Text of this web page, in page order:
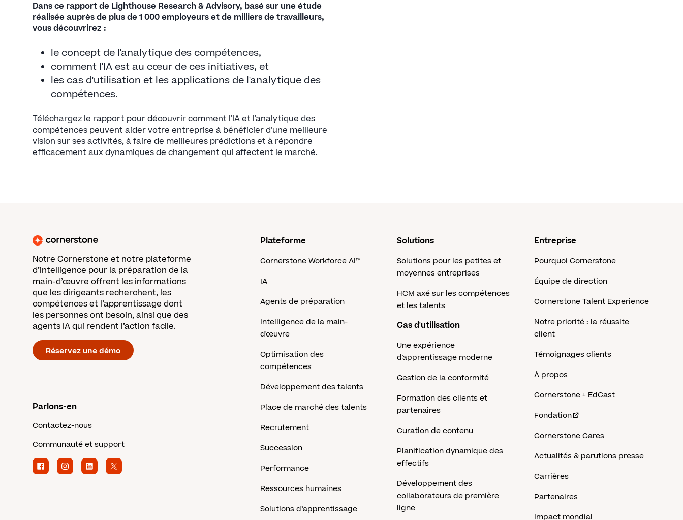
Dans ce rapport de Lighthouse Research & Advisory, basé sur une étude
réalisée auprès de plus de 1 000 employeurs et de milliers de travailleurs,
vous découvrirez :
le concept de l'analytique des compétences,
comment l'IA est au cœur de ces initiatives, et
les cas d'utilisation et les applications de l'analytique des
compétences.
Téléchargez le rapport pour découvrir comment l'IA et l'analytique des
compétences peuvent aider votre entreprise à bénéficier d'une meilleure
vision sur ses activités, à faire de meilleures prédictions et à répondre
efficacement aux dynamiques de changement qui affectent le marché.
Notre Cornerstone et notre plateforme
d’intelligence pour la préparation de la
main-d’œuvre offrent les informations
que les dirigeants recherchent, les
compétences et l’apprentissage dont
les personnes ont besoin, ainsi que des
agents IA qui rendent l’action facile.
Réservez une démo
Parlons-en
Contactez-nous
Communauté et support
Plateforme
Cornerstone Workforce AI™
IA
Agents de préparation
Intelligence de la main-
d'œuvre
Optimisation des
compétences
Développement des talents
Place de marché des talents
Recrutement
Succession
Performance
Ressources humaines
Solutions d’apprentissage
Solutions
Solutions pour les petites et
moyennes entreprises
HCM axé sur les compétences
et les talents
Cas d'utilisation
Une expérience
d'apprentissage moderne
Gestion de la conformité
Formation des clients et
partenaires
Curation de contenu
Planification dynamique des
effectifs
Développement des
collaborateurs de première
ligne
Entreprise
Pourquoi Cornerstone
Équipe de direction
Cornerstone Talent Experience
Notre priorité : la réussite
client
Témoignages clients
À propos
Cornerstone + EdCast
Fondation
Cornerstone Cares
Actualités & parutions presse
Carrières
Partenaires
Impact mondial